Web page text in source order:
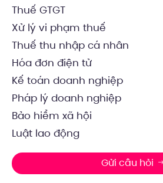
Thuế GTGT
Xử lý vi phạm thuế
Thuế thu nhập cá nhân
Hóa đơn điện tử
Kế toán doanh nghiệp
Pháp lý doanh nghiệp
Bảo hiểm xã hội
Luật lao động
Gửi câu hỏi